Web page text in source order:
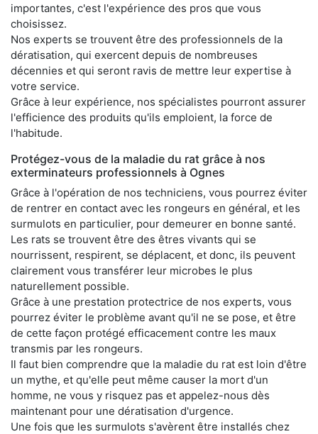
importantes, c'est l'expérience des pros que vous
choisissez.
Nos experts se trouvent être des professionnels de la
dératisation, qui exercent depuis de nombreuses
décennies et qui seront ravis de mettre leur expertise à
votre service.
Grâce à leur expérience, nos spécialistes pourront assurer
l'efficience des produits qu'ils emploient, la force de
l'habitude.
Protégez-vous de la maladie du rat grâce à nos
exterminateurs professionnels à Ognes
Grâce à l'opération de nos techniciens, vous pourrez éviter
de rentrer en contact avec les rongeurs en général, et les
surmulots en particulier, pour demeurer en bonne santé.
Les rats se trouvent être des êtres vivants qui se
nourrissent, respirent, se déplacent, et donc, ils peuvent
clairement vous transférer leur microbes le plus
naturellement possible.
Grâce à une prestation protectrice de nos experts, vous
pourrez éviter le problème avant qu'il ne se pose, et être
de cette façon protégé efficacement contre les maux
transmis par les rongeurs.
Il faut bien comprendre que la maladie du rat est loin d'être
un mythe, et qu'elle peut même causer la mort d'un
homme, ne vous y risquez pas et appelez-nous dès
maintenant pour une dératisation d'urgence.
Une fois que les surmulots s'avèrent être installés chez